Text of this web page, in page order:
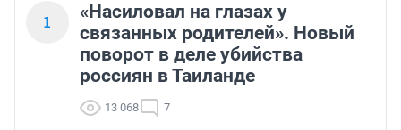
1
«Насиловал на глазах у
связанных родителей». Новый
поворот в деле убийства
россиян в Таиланде
13 068 7